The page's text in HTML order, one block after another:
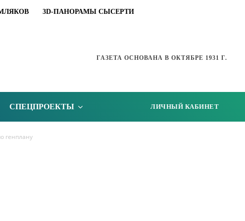
3D-ПАНОРАМЫ СЫСЕРТИ
ГАЗЕТА ОСНОВАНА В ОКТЯБРЕ 1931 Г.
СПЕЦПРОЕКТЫ ЛИЧНЫЙ КАБИНЕТ
генплану